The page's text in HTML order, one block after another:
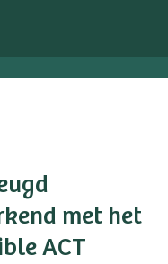
met het
ACT